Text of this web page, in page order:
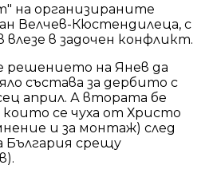
на организираните
Велчев-Кюстендилеца, с
в задочен конфликт.
решението на Янев да
състава за дербито с
април. А втората бе
които се чуха от Христо
и за монтаж) след
България срещу